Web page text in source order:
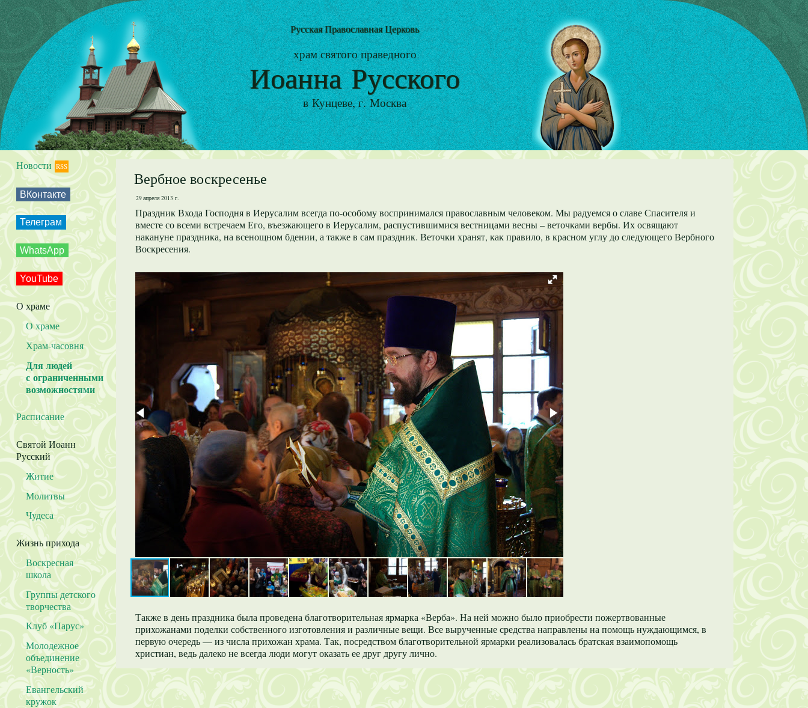
Русская Православная Церковь
храм святого праведного
Иоанна Русского
в Кунцеве, г. Москва
Новости RSS
ВКонтакте
Телеграм
WhatsApp
YouTube
О храме
О храме
Храм-часовня
Для людей
с ограниченными
возможностями
Расписание
Святой Иоанн
Русский
Житие
Молитвы
Чудеса
Жизнь прихода
Воскресная
школа
Группы детского
творчества
Клуб «Парус»
Молодежное
объединение
«Верность»
Евангельский
кружок
Вербное воскресенье
29 апреля 2013 г.
Праздник Входа Господня в Иерусалим всегда по-особому воспринимался православным человеком. Мы радуемся о славе Спасителя и
вместе со всеми встречаем Его, въезжающего в Иерусалим, распустившимися вестницами весны – веточками вербы. Их освящают
накануне праздника, на всенощном бдении, а также в сам праздник. Веточки хранят, как правило, в красном углу до следующего Вербного
Воскресения.
Также в день праздника была проведена благотворительная ярмарка «Верба». На ней можно было приобрести пожертвованные
прихожанами поделки собственного изготовления и различные вещи. Все вырученные средства направлены на помощь нуждающимся, в
первую очередь — из числа прихожан храма. Так, посредством благотворительной ярмарки реализовалась братская взаимопомощь
христиан, ведь далеко не всегда люди могут оказать ее друг другу лично.